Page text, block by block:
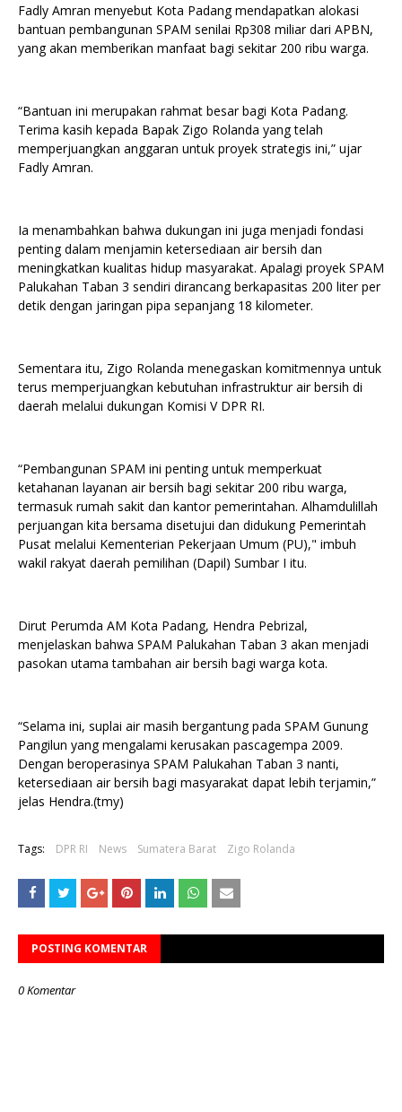
Fadly Amran menyebut Kota Padang mendapatkan alokasi
bantuan pembangunan SPAM senilai Rp308 miliar dari APBN,
yang akan memberikan manfaat bagi sekitar 200 ribu warga.
“Bantuan ini merupakan rahmat besar bagi Kota Padang.
Terima kasih kepada Bapak Zigo Rolanda yang telah
memperjuangkan anggaran untuk proyek strategis ini,” ujar
Fadly Amran.
Ia menambahkan bahwa dukungan ini juga menjadi fondasi
penting dalam menjamin ketersediaan air bersih dan
meningkatkan kualitas hidup masyarakat. Apalagi proyek SPAM
Palukahan Taban 3 sendiri dirancang berkapasitas 200 liter per
detik dengan jaringan pipa sepanjang 18 kilometer.
Sementara itu, Zigo Rolanda menegaskan komitmennya untuk
terus memperjuangkan kebutuhan infrastruktur air bersih di
daerah melalui dukungan Komisi V DPR RI.
“Pembangunan SPAM ini penting untuk memperkuat
ketahanan layanan air bersih bagi sekitar 200 ribu warga,
termasuk rumah sakit dan kantor pemerintahan. Alhamdulillah
perjuangan kita bersama disetujui dan didukung Pemerintah
Pusat melalui Kementerian Pekerjaan Umum (PU)," imbuh
wakil rakyat daerah pemilihan (Dapil) Sumbar I itu.
Dirut Perumda AM Kota Padang, Hendra Pebrizal,
menjelaskan bahwa SPAM Palukahan Taban 3 akan menjadi
pasokan utama tambahan air bersih bagi warga kota.
“Selama ini, suplai air masih bergantung pada SPAM Gunung
Pangilun yang mengalami kerusakan pascagempa 2009.
Dengan beroperasinya SPAM Palukahan Taban 3 nanti,
ketersediaan air bersih bagi masyarakat dapat lebih terjamin,”
jelas Hendra.(tmy)
Tags: DPR RI News Sumatera Barat Zigo Rolanda
POSTING KOMENTAR
0 Komentar